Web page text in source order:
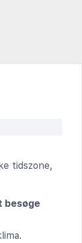
tidszone,
besøge